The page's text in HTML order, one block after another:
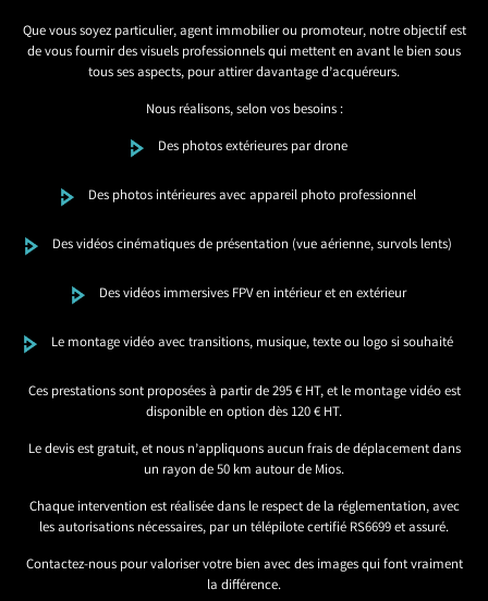
Que vous soyez particulier, agent immobilier ou promoteur, notre objectif est
de vous fournir des visuels professionnels qui mettent en avant le bien sous
tous ses aspects, pour attirer davantage d’acquéreurs.
Nous réalisons, selon vos besoins :
Des photos extérieures par drone
Des photos intérieures avec appareil photo professionnel
Des vidéos cinématiques de présentation (vue aérienne, survols lents)
Des vidéos immersives FPV en intérieur et en extérieur
Le montage vidéo avec transitions, musique, texte ou logo si souhaité
Ces prestations sont proposées à partir de 295 € HT, et le montage vidéo est
disponible en option dès 120 € HT.
Le devis est gratuit, et nous n’appliquons aucun frais de déplacement dans
un rayon de 50 km autour de Mios.
Chaque intervention est réalisée dans le respect de la réglementation, avec
les autorisations nécessaires, par un télépilote certifié RS6699 et assuré.
Contactez-nous pour valoriser votre bien avec des images qui font vraiment
la différence.